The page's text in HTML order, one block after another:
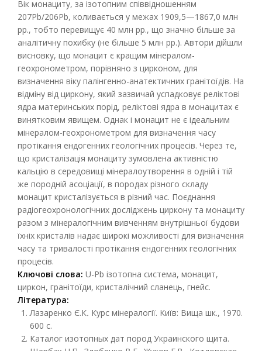
Вік монациту, за ізотопним співвідношенням
207Pb/206Pb, коливається у межах 1909,5—1867,0 млн
рр., тобто перевищує 40 млн рр., що значно більше за
аналітичну похибку (не більше 5 млн рр.). Автори дійшли
висновку, що монацит є кращим мінералом-
геохронометром, порівняно з цирконом, для
визначення віку палінгенно-анатектичних гранітоїдів. На
відміну від циркону, який зазвичай успадковує реліктові
ядра материнських порід, реліктові ядра в монацитах є
винятковим явищем. Однак і монацит не є ідеальним
мінералом-геохронометром для визначення часу
протікання ендогенних геологічних процесів. Через те,
що кристалізація монациту зумовлена активністю
кальцію в середовищі мінералоутворення в одній і тій
же породній асоціації, в породах різного складу
монацит кристалізується в різний час. Поєднання
радіогеохронологічних досліджень циркону та монациту
разом з мінералогічним вивченням внутрішньої будови
їхніх кристалів надає широкі можливості для визначення
часу та тривалості протікання ендогенних геологічних
процесів.
Ключові слова: U-Pb ізотопна система, монацит,
циркон, гранітоїди, кристалічний сланець, гнейс.
Література:
Лазаренко Є.К. Курс мінералогії. Київ: Вища шк., 1970.
600 с.
Каталог изотопных дат пород Украинского щита.